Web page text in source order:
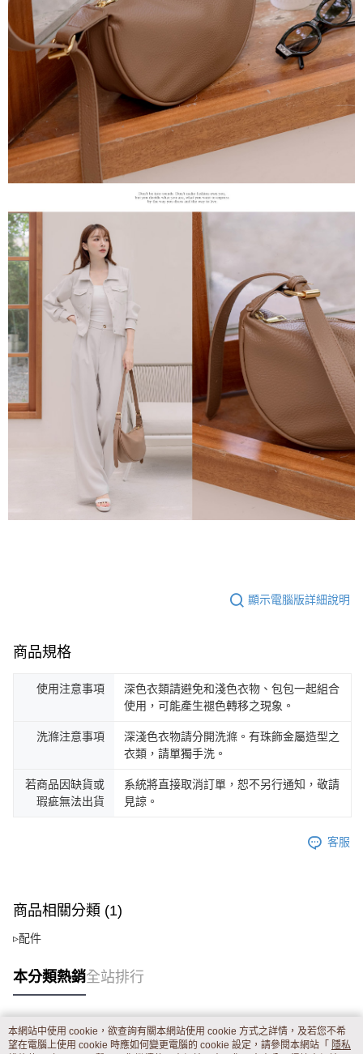
顯示電腦版詳細說明
商品規格
使用注意事項
深色衣類請避免和淺色衣物、包包一起組合
使用，可能產生褪色轉移之現象。
洗滌注意事項
深淺色衣物請分開洗滌。有珠飾金屬造型之
衣類，請單獨手洗。
若商品因缺貨或
瑕疵無法出貨
系統將直接取消訂單，恕不另行通知，敬請
見諒。
客服
商品相關分類 (1)
▹配件
本分類熱銷全站排行
熱門標籤
本網站中使用 cookie，欲查詢有關本網站使用 cookie 方式之詳情，及若您不希
望在電腦上使用 cookie 時應如何變更電腦的 cookie 設定，請參閱本網站「 隱私